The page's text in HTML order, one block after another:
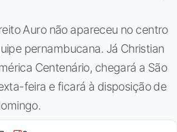
Auro não apareceu no centro
pernambucana. Já Christian
Centenário, chegará a São
feira e ficará à disposição de